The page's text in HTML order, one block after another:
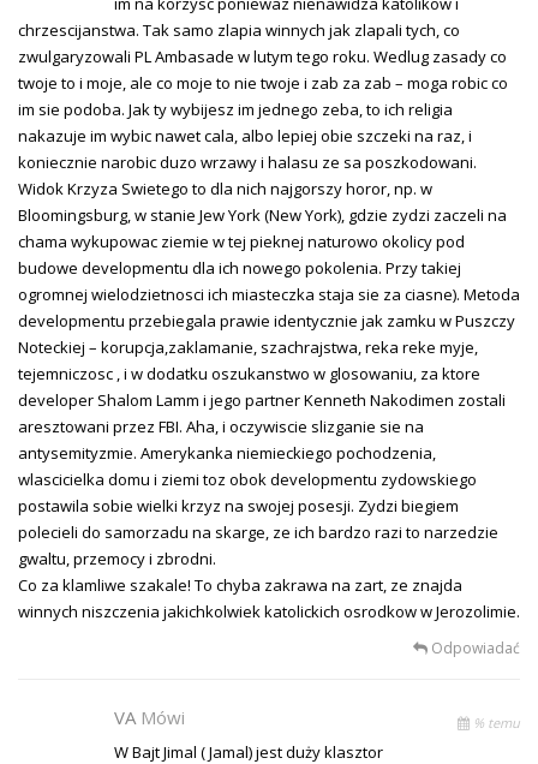
chrzescijanstwa. Tak samo zlapia winnych jak zlapali tych, co
zwulgaryzowali PL Ambasade w lutym tego roku. Wedlug zasady co
twoje to i moje, ale co moje to nie twoje i zab za zab – moga robic co
im sie podoba. Jak ty wybijesz im jednego zeba, to ich religia
nakazuje im wybic nawet cala, albo lepiej obie szczeki na raz, i
koniecznie narobic duzo wrzawy i halasu ze sa poszkodowani.
Widok Krzyza Swietego to dla nich najgorszy horor, np. w
Bloomingsburg, w stanie Jew York (New York), gdzie zydzi zaczeli na
chama wykupowac ziemie w tej pieknej naturowo okolicy pod
budowe developmentu dla ich nowego pokolenia. Przy takiej
ogromnej wielodzietnosci ich miasteczka staja sie za ciasne). Metoda
developmentu przebiegala prawie identycznie jak zamku w Puszczy
Noteckiej – korupcja,zaklamanie, szachrajstwa, reka reke myje,
tejemniczosc , i w dodatku oszukanstwo w glosowaniu, za ktore
developer Shalom Lamm i jego partner Kenneth Nakodimen zostali
aresztowani przez FBI. Aha, i oczywiscie slizganie sie na
antysemityzmie. Amerykanka niemieckiego pochodzenia,
wlascicielka domu i ziemi toz obok developmentu zydowskiego
postawila sobie wielki krzyz na swojej posesji. Zydzi biegiem
polecieli do samorzadu na skarge, ze ich bardzo razi to narzedzie
gwaltu, przemocy i zbrodni.
Co za klamliwe szakale! To chyba zakrawa na zart, ze znajda
winnych niszczenia jakichkolwiek katolickich osrodkow w Jerozolimie.
Odpowiadać
VA Mówi % temu
W Bajt Jimal ( Jamal) jest duży klasztor